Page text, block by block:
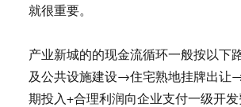
就很重要。
产业新城的的现金流循环一般按以
及公共设施建设→住宅熟地挂牌出
期投入+合理利润向企业支付一级开